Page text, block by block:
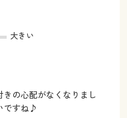
大きい
の心配がなくなりまし
ですね♪